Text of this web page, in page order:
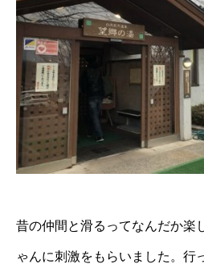
昔の仲間と滑るってなんだか楽
ゃんに刺激をもらいました。行